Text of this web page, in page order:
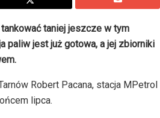
taniej jeszcze w tym
paliw jest już gotowa, a jej zbiorniki
Robert Pacana, stacja MPetrol
lipca.